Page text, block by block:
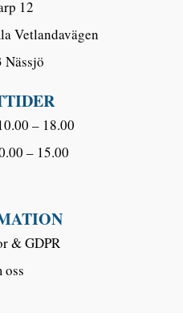
12
Vetlandavägen
Nässjö
– 18.00
– 15.00
& GDPR
oss